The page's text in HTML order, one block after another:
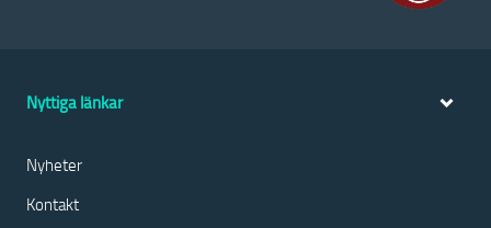
Nyttiga länkar
Nyheter
Kontakt